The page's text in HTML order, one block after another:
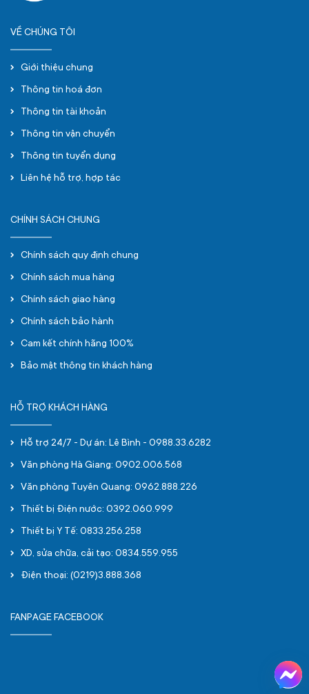
VỀ CHÚNG TÔI
Giới thiệu chung
Thông tin hoá đơn
Thông tin tài khoản
Thông tin vận chuyển
Thông tin tuyển dụng
Liên hệ hỗ trợ, hợp tác
CHÍNH SÁCH CHUNG
Chính sách quy định chung
Chính sách mua hàng
Chính sách giao hàng
Chính sách bảo hành
Cam kết chính hãng 100%
Bảo mật thông tin khách hàng
HỖ TRỢ KHÁCH HÀNG
Hỗ trợ 24/7 - Dự án: Lê Bình - 0988.33.6282
Văn phòng Hà Giang: 0902.006.568
Văn phòng Tuyên Quang: 0962.888.226
Thiết bị Điện nước: 0392.060.999
Thiết bị Y Tế: 0833.256.258
XD, sửa chữa, cải tạo: 0834.559.955
Điện thoại: (0219)3.888.368
FANPAGE FACEBOOK